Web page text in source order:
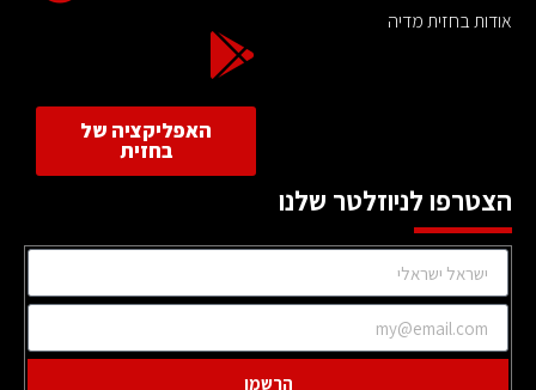
אודות בחזית מדיה
האפליקציה של
בחזית
הצטרפו לניוזלטר שלנו
הרשמו